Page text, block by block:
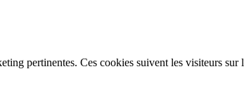
pertinentes. Ces cookies suivent les visiteurs